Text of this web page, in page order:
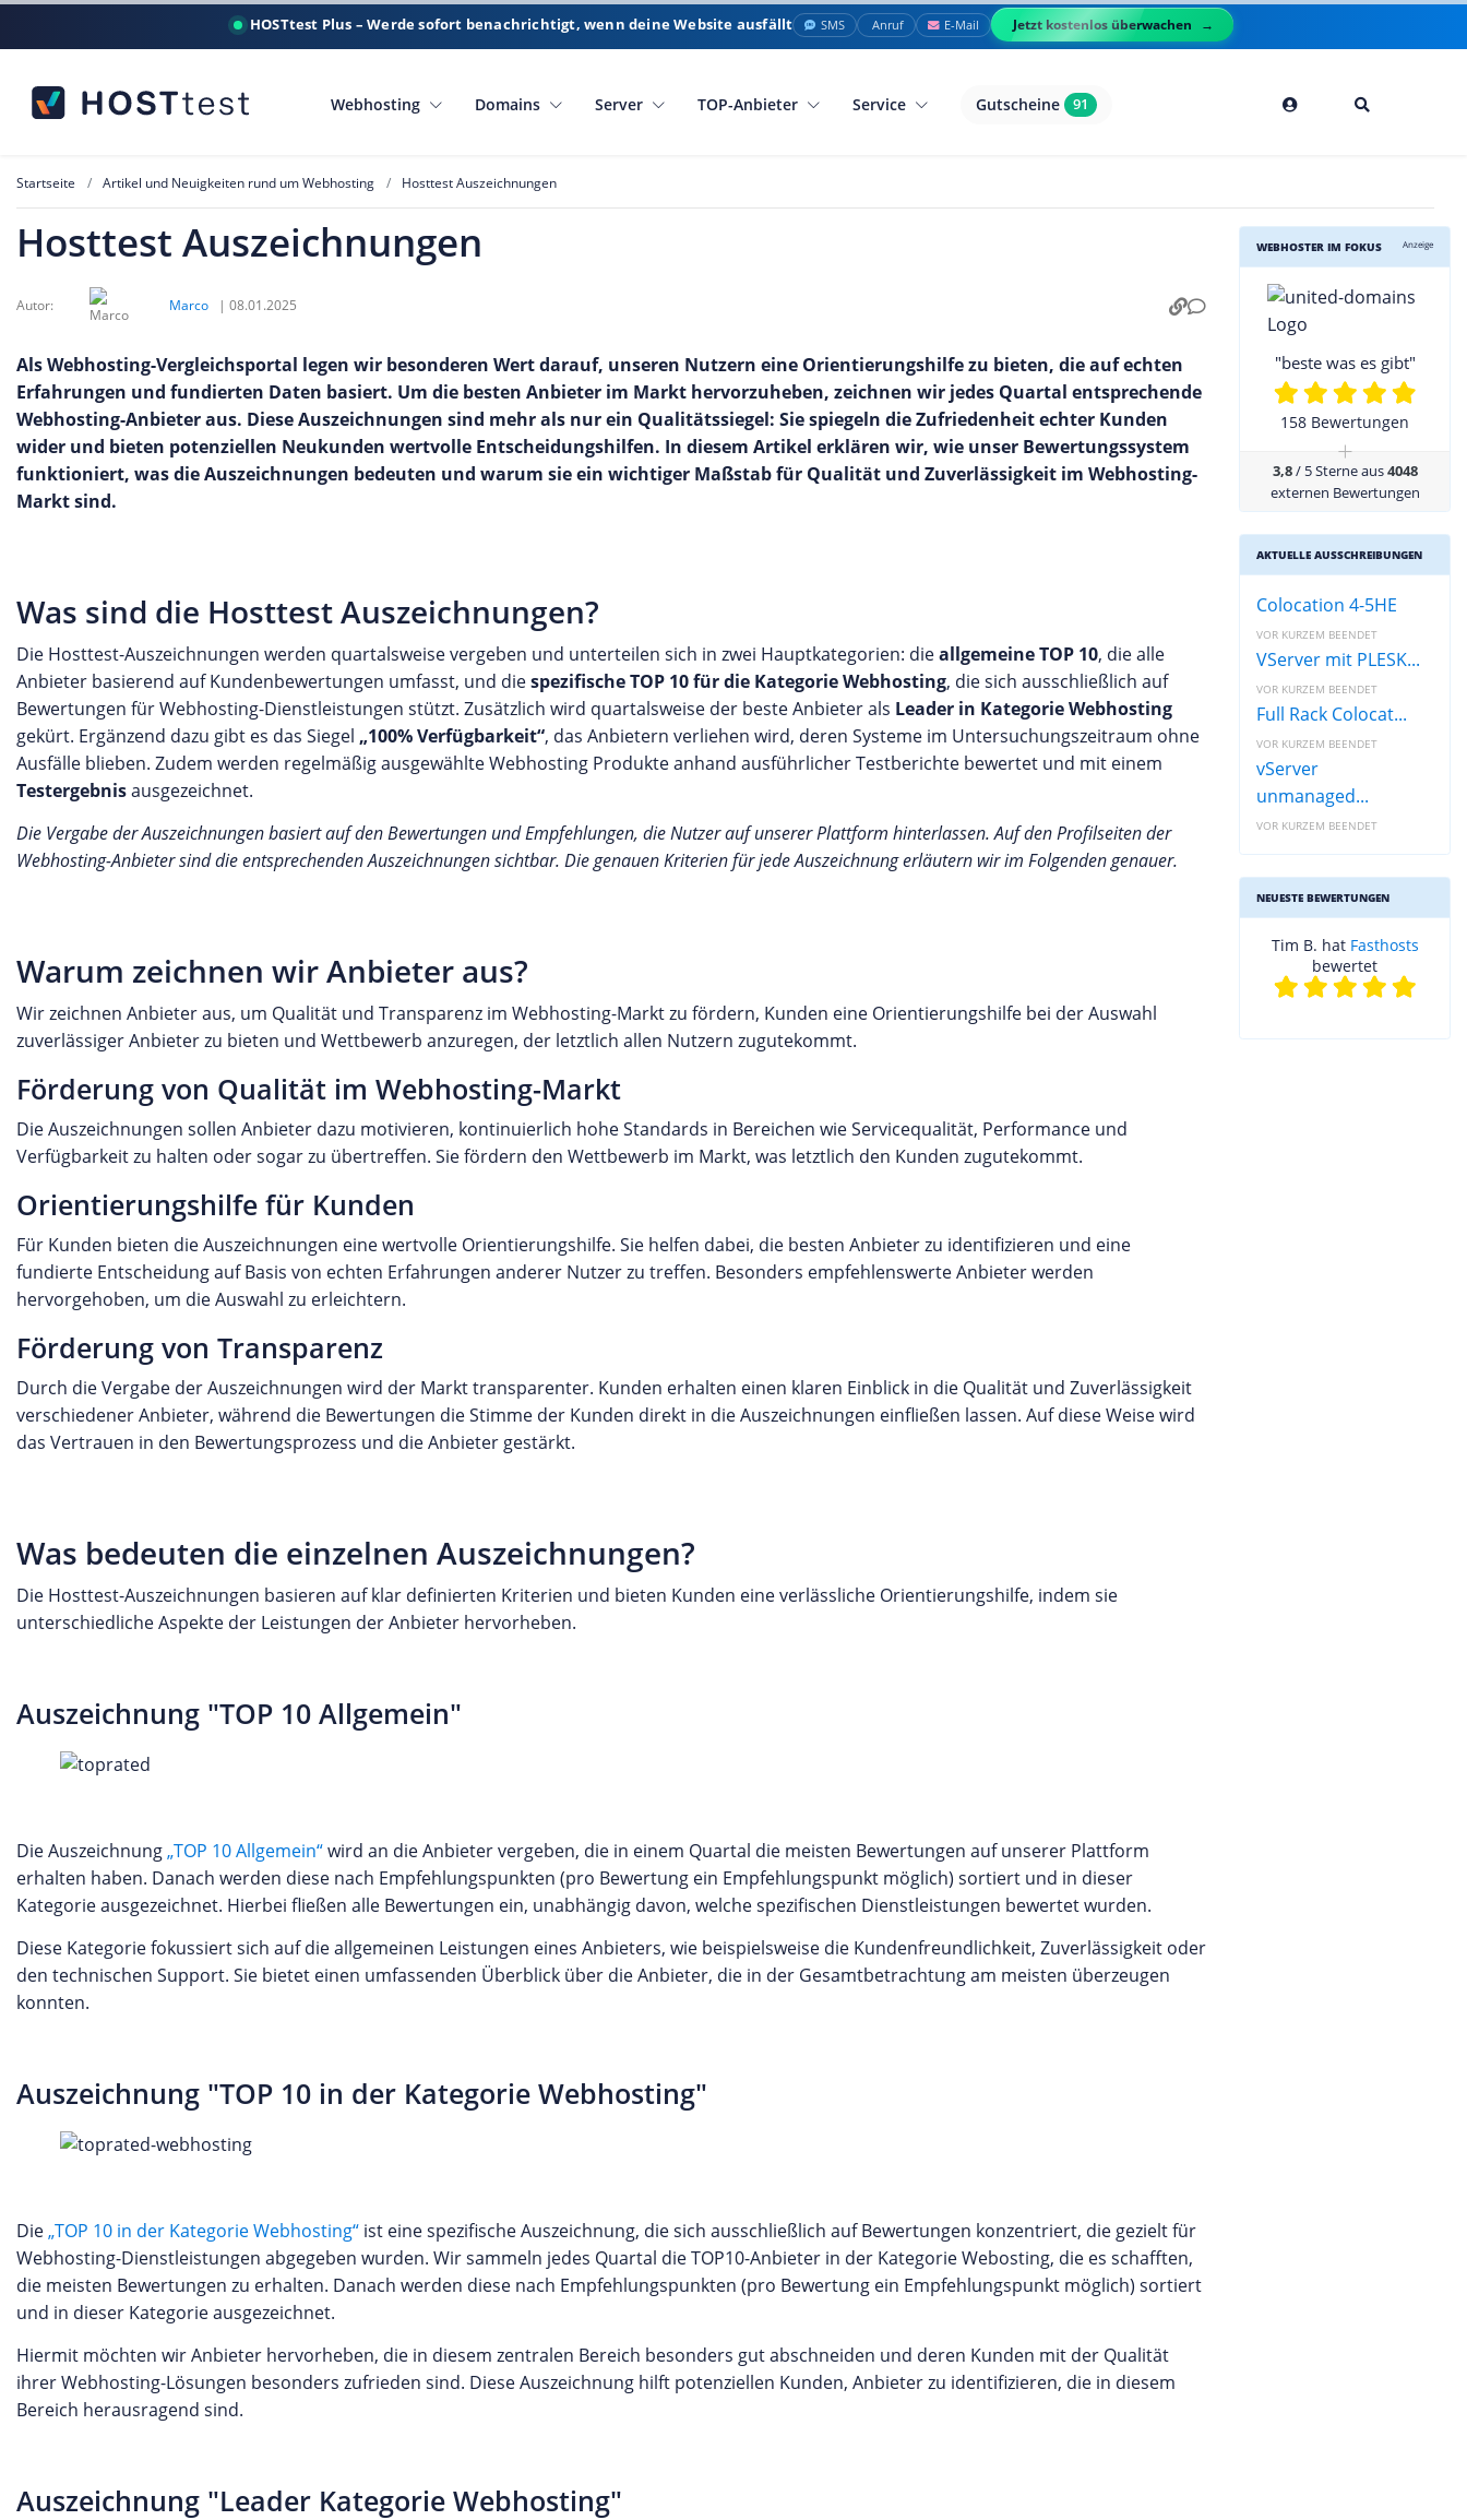
HOSTtest Plus – Werde sofort benachrichtigt, wenn deine Website ausfällt SMS Anruf E-Mail Jetzt kostenlos überwachen
Webhosting Domains Server TOP-Anbieter Service Gutscheine 91
Startseite Artikel und Neuigkeiten rund um Webhosting Hosttest Auszeichnungen
Hosttest Auszeichnungen
Autor: Marco | 08.01.2025
Als Webhosting-Vergleichsportal legen wir besonderen Wert darauf, unseren Nutzern eine Orientierungshilfe zu bieten, die auf echten
Erfahrungen und fundierten Daten basiert. Um die besten Anbieter im Markt hervorzuheben, zeichnen wir jedes Quartal entsprechende
Webhosting-Anbieter aus. Diese Auszeichnungen sind mehr als nur ein Qualitätssiegel: Sie spiegeln die Zufriedenheit echter Kunden
wider und bieten potenziellen Neukunden wertvolle Entscheidungshilfen. In diesem Artikel erklären wir, wie unser Bewertungssystem
funktioniert, was die Auszeichnungen bedeuten und warum sie ein wichtiger Maßstab für Qualität und Zuverlässigkeit im Webhosting-
Markt sind.
Was sind die Hosttest Auszeichnungen?
Die Hosttest-Auszeichnungen werden quartalsweise vergeben und unterteilen sich in zwei Hauptkategorien: dieallgemeine TOP 10, die alle
Anbieter basierend auf Kundenbewertungen umfasst, und diespezifische TOP 10 für die Kategorie Webhosting, die sich ausschließlich auf
Bewertungen für Webhosting-Dienstleistungen stützt. Zusätzlich wird quartalsweise der beste Anbieter als Leader in Kategorie Webhosting
gekürt. Ergänzend dazu gibt es das Siegel „100% Verfügbarkeit“, das Anbietern verliehen wird, deren Systeme im Untersuchungszeitraum ohne
Ausfälle blieben. Zudem werden regelmäßig ausgewählte Webhosting Produkte anhand ausführlicher Testberichte bewertet und mit einem
Testergebnisausgezeichnet.
Die Vergabe der Auszeichnungen basiert auf den Bewertungen und Empfehlungen, die Nutzer auf unserer Plattform hinterlassen. Auf den Profilseiten der
Webhosting-Anbieter sind die entsprechenden Auszeichnungen sichtbar. Die genauen Kriterien für jede Auszeichnung erläutern wir im Folgenden genauer.
Warum zeichnen wir Anbieter aus?
Wir zeichnen Anbieter aus, um Qualität und Transparenz im Webhosting-Markt zu fördern, Kunden eine Orientierungshilfe bei der Auswahl
zuverlässiger Anbieter zu bieten und Wettbewerb anzuregen, der letztlich allen Nutzern zugutekommt.
Förderung von Qualität im Webhosting-Markt
Die Auszeichnungen sollen Anbieter dazu motivieren, kontinuierlich hohe Standards in Bereichen wie Servicequalität, Performance und
Verfügbarkeit zu halten oder sogar zu übertreffen. Sie fördern den Wettbewerb im Markt, was letztlich den Kunden zugutekommt.
Orientierungshilfe für Kunden
Für Kunden bieten die Auszeichnungen eine wertvolle Orientierungshilfe. Sie helfen dabei, die besten Anbieter zu identifizieren und eine
fundierte Entscheidung auf Basis von echten Erfahrungen anderer Nutzer zu treffen. Besonders empfehlenswerte Anbieter werden
hervorgehoben, um die Auswahl zu erleichtern.
Förderung von Transparenz
Durch die Vergabe der Auszeichnungen wird der Markt transparenter. Kunden erhalten einen klaren Einblick in die Qualität und Zuverlässigkeit
verschiedener Anbieter, während die Bewertungen die Stimme der Kunden direkt in die Auszeichnungen einfließen lassen. Auf diese Weise wird
das Vertrauen in den Bewertungsprozess und die Anbieter gestärkt.
Was bedeuten die einzelnen Auszeichnungen?
Die Hosttest-Auszeichnungen basieren auf klar definierten Kriterien und bieten Kunden eine verlässliche Orientierungshilfe, indem sie
unterschiedliche Aspekte der Leistungen der Anbieter hervorheben.
Auszeichnung "TOP 10 Allgemein"
Die Auszeichnung„TOP 10 Allgemein“wird an die Anbieter vergeben, die in einem Quartal die meisten Bewertungen auf unserer Plattform
erhalten haben. Danach werden diese nach Empfehlungspunkten (pro Bewertung ein Empfehlungspunkt möglich) sortiert und in dieser
Kategorie ausgezeichnet. Hierbei fließen alle Bewertungen ein, unabhängig davon, welche spezifischen Dienstleistungen bewertet wurden.
Diese Kategorie fokussiert sich auf die allgemeinen Leistungen eines Anbieters, wie beispielsweise die Kundenfreundlichkeit, Zuverlässigkeit oder
den technischen Support. Sie bietet einen umfassenden Überblick über die Anbieter, die in der Gesamtbetrachtung am meisten überzeugen
konnten.
Auszeichnung "TOP 10 in der Kategorie Webhosting"
Die„TOP 10 in der Kategorie Webhosting“ ist eine spezifische Auszeichnung, die sich ausschließlich auf Bewertungen konzentriert, die gezielt für
Webhosting-Dienstleistungen abgegeben wurden. Wir sammeln jedes Quartal die TOP10-Anbieter in der Kategorie Webosting, die es schafften,
die meisten Bewertungen zu erhalten. Danach werden diese nach Empfehlungspunkten (pro Bewertung ein Empfehlungspunkt möglich) sortiert
und in dieser Kategorie ausgezeichnet.
Hiermit möchten wir Anbieter hervorheben, die in diesem zentralen Bereich besonders gut abschneiden und deren Kunden mit der Qualität
ihrer Webhosting-Lösungen besonders zufrieden sind. Diese Auszeichnung hilft potenziellen Kunden, Anbieter zu identifizieren, die in diesem
Bereich herausragend sind.
Auszeichnung "Leader Kategorie Webhosting"
WEBHOSTER IM FOKUS Anzeige
"beste was es gibt"
158 Bewertungen
+
3,8/ 5 Sterne aus4048
externen Bewertungen
AKTUELLE AUSSCHREIBUNGEN
Colocation 4-5HE
VOR KURZEM BEENDET
VServer mit PLESK...
VOR KURZEM BEENDET
Full Rack Colocat...
VOR KURZEM BEENDET
vServer
unmanaged...
VOR KURZEM BEENDET
NEUESTE BEWERTUNGEN
Tim B. hat Fasthosts
bewertet